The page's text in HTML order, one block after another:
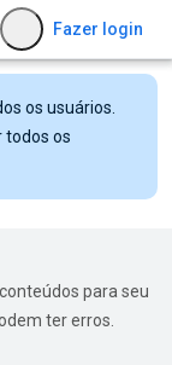
Fazer login
os usuários.
todos os
para seu
ter erros.